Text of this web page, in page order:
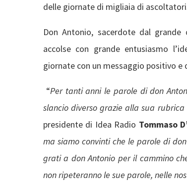
delle giornate di migliaia di
Don Antonio, sacerdote dal
accolse con grande entusiasmo
giornate con un messaggio positivo
“Per tanti anni le parole di don
slancio diverso grazie alla sua
presidente di Idea Radio Tommaso
ma siamo convinti che le parole di
grati a don Antonio per il cammino
non ripeteranno le sue parole, nelle